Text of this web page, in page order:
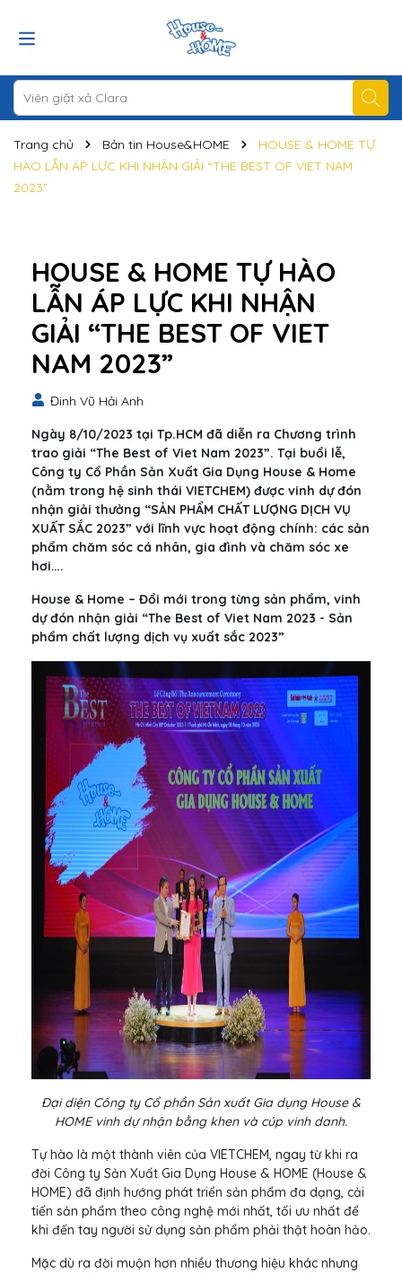
Trang chủ Bản tin House&HOME
HOUSE & HOME TỰ
HÀO LẪN ÁP LỰC KHI NHẬN GIẢI “THE BEST OF VIET NAM
2023”
HOUSE & HOME TỰ HÀO
LẪN ÁP LỰC KHI NHẬN
GIẢI “THE BEST OF VIET
NAM 2023”
Đinh Vũ Hải Anh
Ngày 8/10/2023 tại Tp.HCM đã diễn ra Chương trình
trao giải “The Best of Viet Nam 2023”. Tại buổi lễ,
Công ty Cổ Phần Sản Xuất Gia Dụng House & Home
(nằm trong hệ sinh thái VIETCHEM) được vinh dự đón
nhận giải thưởng “SẢN PHẨM CHẤT LƯỢNG DỊCH VỤ
XUẤT SẮC 2023” với lĩnh vực hoạt động chính: các sản
phẩm chăm sóc cá nhân, gia đình và chăm sóc xe
hơi….
House & Home – Đổi mới trong từng sản phẩm, vinh
dự đón nhận giải “The Best of Viet Nam 2023 - Sản
phẩm chất lượng dịch vụ xuất sắc 2023”
Đại diện Công ty Cổ phần Sản xuất Gia dụng House &
HOME vinh dự nhận bằng khen và cúp vinh danh.
Tự hào là một thành viên của VIETCHEM, ngay từ khi ra
đời Công ty Sản Xuất Gia Dụng House & HOME (House &
HOME) đã định hướng phát triển sản phẩm đa dạng, cải
tiến sản phẩm theo công nghệ mới nhất, tối ưu nhất để
khi đến tay người sử dụng sản phẩm phải thật hoàn hảo.
Mặc dù ra đời muộn hơn nhiều thương hiệu khác nhưng